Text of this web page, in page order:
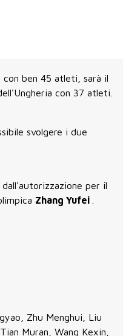
con ben 45 atleti, sarà il
con 37 atleti.
svolgere i due
per il
Zhang Yufei
Zhu Menghui, Liu
Muran, Wang Kexin,